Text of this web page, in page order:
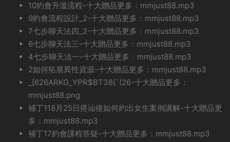
10約會升溫流程-十大贈品更多：mmjust88.mp3
9約會流程設計_2-十大贈品更多：mmjust88.mp3
7七步聊天法四_2-十大贈品更多：mmjust88.mp3
6七步聊天法三-十大贈品更多：mmjust88.mp3
4七步聊天法一-十大贈品更多：mmjust88.mp3
2如何拓展異性資源-十大贈品更多：mmjust88.mp3
_[626ARKG_YPR$BT38{`(26-十大贈品更多：
mmjust88.png
補丁118月25日搭讪後如何約出女生案例講解-十大贈品更
多：mmjust88.mp3
補丁17約會課程答疑-十大贈品更多：mmjust88.mp3